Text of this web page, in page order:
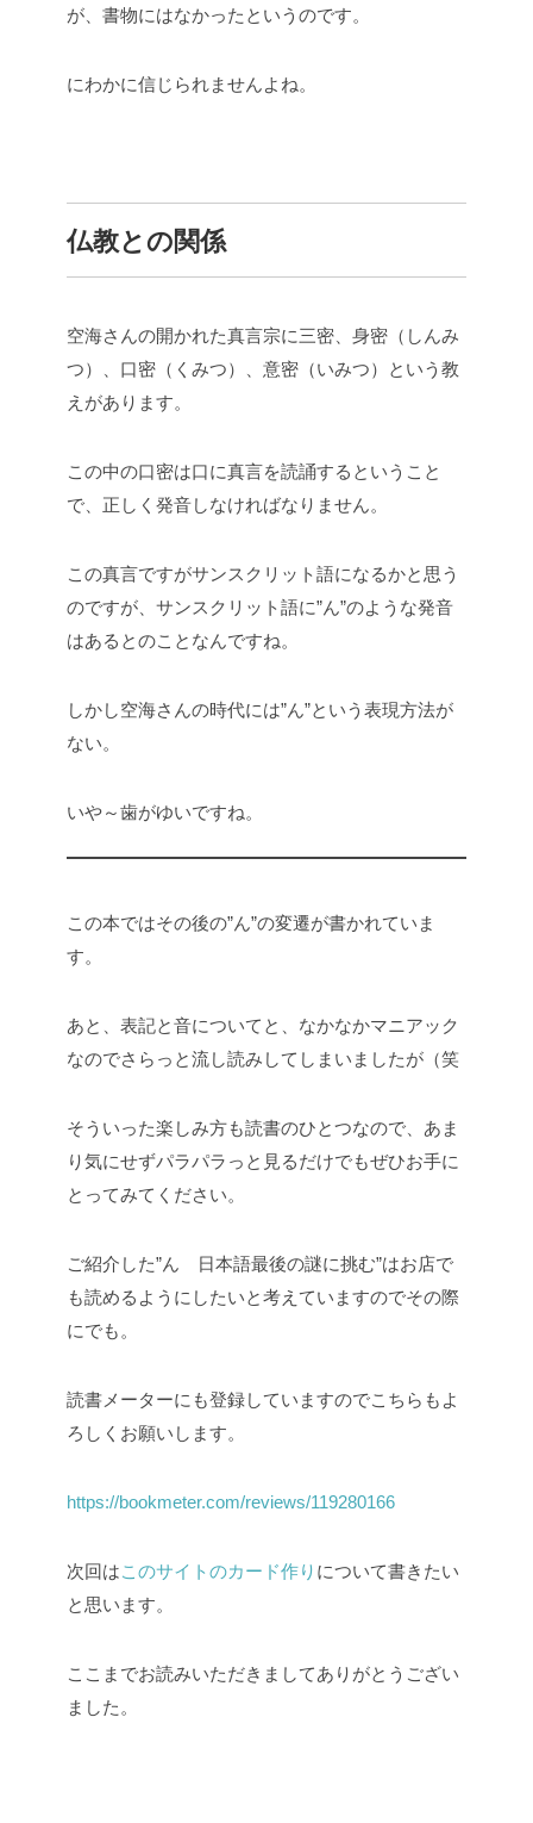
が、書物にはなかったというのです。
にわかに信じられませんよね。
仏教との関係
空海さんの開かれた真言宗に三密、身密（しんみ
つ）、口密（くみつ）、意密（いみつ）という教
えがあります。
この中の口密は口に真言を読誦するということ
で、正しく発音しなければなりません。
この真言ですがサンスクリット語になるかと思う
のですが、サンスクリット語に”ん”のような発音
はあるとのことなんですね。
しかし空海さんの時代には”ん”という表現方法が
ない。
いや～歯がゆいですね。
この本ではその後の”ん”の変遷が書かれていま
す。
あと、表記と音についてと、なかなかマニアック
なのでさらっと流し読みしてしまいましたが（笑
そういった楽しみ方も読書のひとつなので、あま
り気にせずパラパラっと見るだけでもぜひお手に
とってみてください。
ご紹介した”ん 日本語最後の謎に挑む”はお店で
も読めるようにしたいと考えていますのでその際
にでも。
読書メーターにも登録していますのでこちらもよ
ろしくお願いします。
https://bookmeter.com/reviews/119280166
次回はこのサイトのカード作り について書きたい
と思います。
ここまでお読みいただきましてありがとうござい
ました。